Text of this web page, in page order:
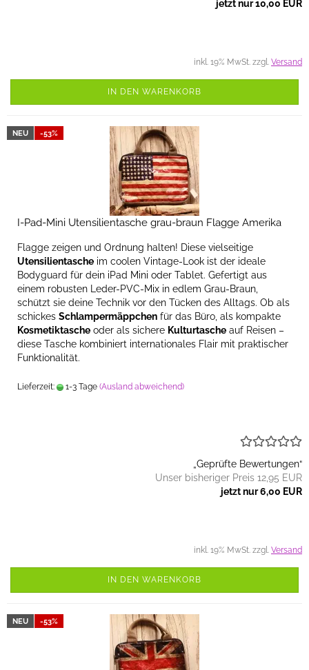
jetzt nur 10,00 EUR
inkl. 19% MwSt. zzgl. Versand
IN DEN WARENKORB
NEU -53%
I-Pad-Mini Utensilientasche grau-braun Flagge Amerika
Flagge zeigen und Ordnung halten! Diese vielseitige
Utensilientasche im coolen Vintage-Look ist der ideale
Bodyguard für dein iPad Mini oder Tablet. Gefertigt aus
einem robusten Leder-PVC-Mix in edlem Grau-Braun,
schützt sie deine Technik vor den Tücken des Alltags. Ob als
schickes Schlampermäppchen für das Büro, als kompakte
Kosmetiktasche oder als sichere Kulturtasche auf Reisen –
diese Tasche kombiniert internationales Flair mit praktischer
Funktionalität.
Lieferzeit: 1-3 Tage (Ausland abweichend)
„Geprüfte Bewertungen“
Unser bisheriger Preis 12,95 EUR
jetzt nur 6,00 EUR
inkl. 19% MwSt. zzgl. Versand
IN DEN WARENKORB
NEU -53%